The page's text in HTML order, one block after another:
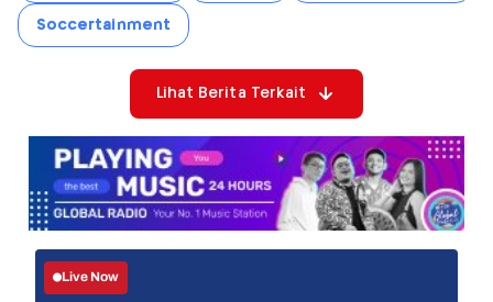
Soccertainment
Lihat Berita Terkait
Live Now